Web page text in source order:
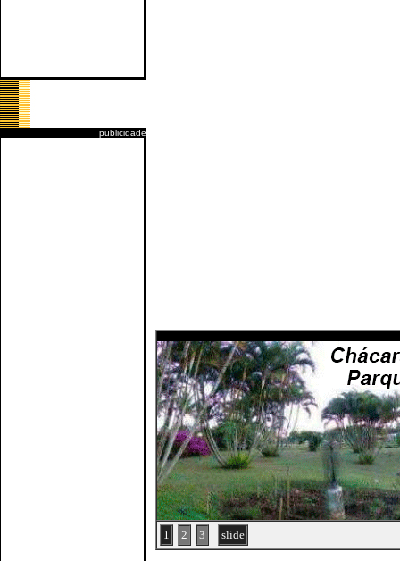
publicidade
1 2 3 slide